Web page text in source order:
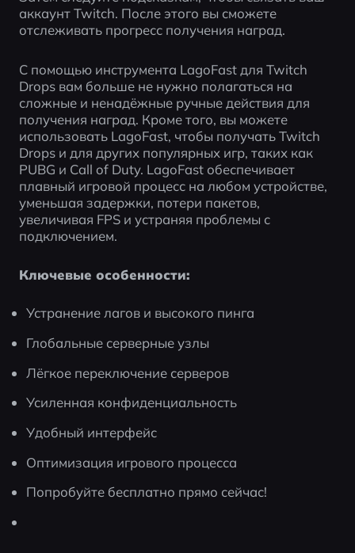
аккаунт Twitch. После этого вы сможете
отслеживать прогресс получения наград.
С помощью инструмента LagoFast для Twitch
Drops вам больше не нужно полагаться на
сложные и ненадёжные ручные действия для
получения наград. Кроме того, вы можете
использовать LagoFast, чтобы получать Twitch
Drops и для других популярных игр, таких как
PUBG и Call of Duty. LagoFast обеспечивает
плавный игровой процесс на любом устройстве,
уменьшая задержки, потери пакетов,
увеличивая FPS и устраняя проблемы с
подключением.
Ключевые особенности:
Устранение лагов и высокого пинга
Глобальные серверные узлы
Лёгкое переключение серверов
Усиленная конфиденциальность
Удобный интерфейс
Оптимизация игрового процесса
Попробуйте бесплатно прямо сейчас!